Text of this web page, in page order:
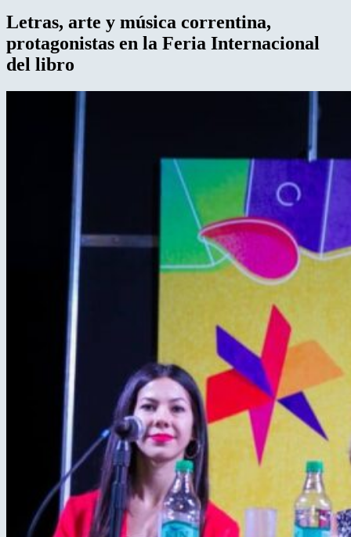
Letras, arte y música correntina,
protagonistas en la Feria Internacional
del libro